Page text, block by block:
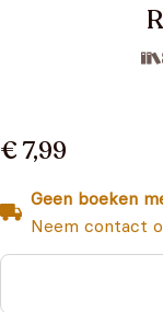
€ 7,99
Geen boeken
Neem contact